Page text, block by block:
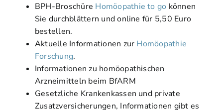
BPH-Broschüre Homöopathie to go können
Sie durchblättern und online für 5,50 Euro
bestellen.
Aktuelle Informationen zur Homöopathie
Forschung.
Informationen zu homöopathischen
Arzneimitteln beim BfARM
Gesetzliche Krankenkassen und private
Zusatzversicherungen, Informationen gibt es